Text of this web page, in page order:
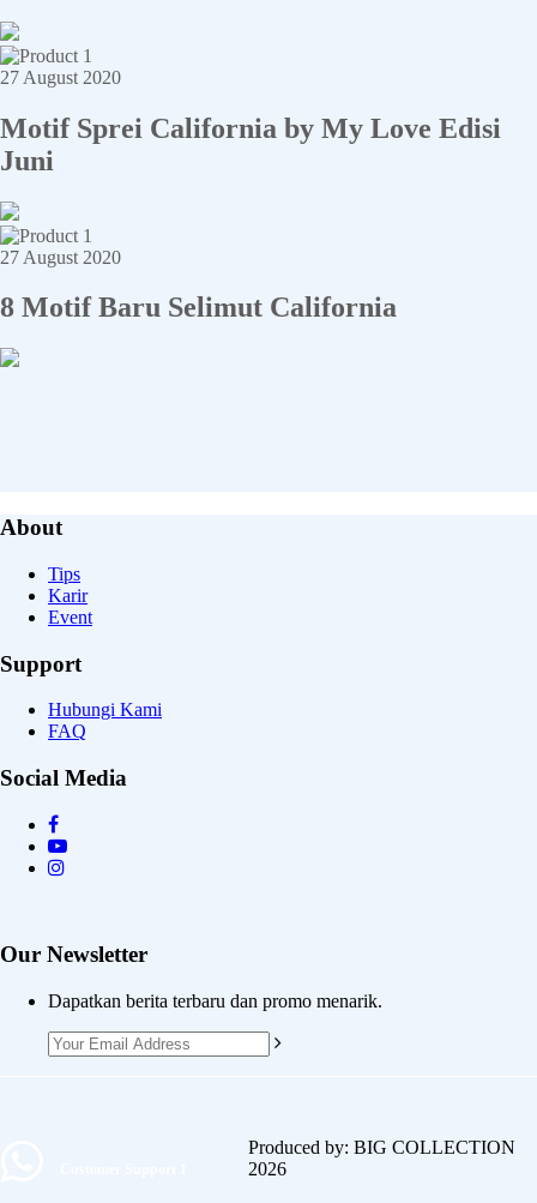
27 August 2020
Motif Sprei California by My Love Edisi
Juni
27 August 2020
8 Motif Baru Selimut California
About
Tips
Karir
Event
Support
Hubungi Kami
FAQ
Social Media
Our Newsletter
Dapatkan berita terbaru dan promo menarik.
Produced by: BIG COLLECTION
2026